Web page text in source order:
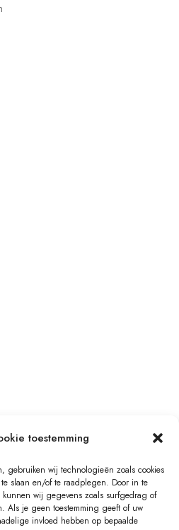
toestemming
gebruiken wij technologieën zoals cookies
slaan en/of te raadplegen. Door in te
wij gegevens zoals surfgedrag of
Als je geen toestemming geeft of uw
invloed hebben op bepaalde
contact op!